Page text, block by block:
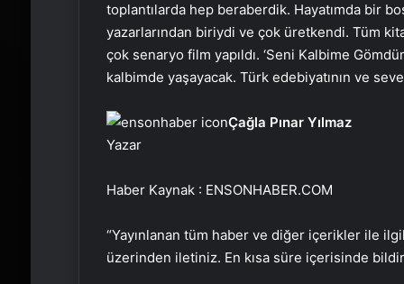
toplantılarda hep beraberdik. Hayatımda bir
yazarlarından biriydi ve çok üretkendi. Tüm
çok senaryo film yapıldı. ‘Seni Kalbime
kalbimde yaşayacak. Türk edebiyatının ve
Çağla Pınar Yılmaz
Yazar
Haber Kaynak : ENSONHABER.COM
“Yayınlanan tüm haber ve diğer içerikler ile
üzerinden iletiniz. En kısa süre içerisinde